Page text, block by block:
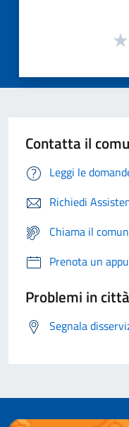
Contatta il
Leggi le
Richiedi
Chiama il
Prenota un
Problemi in città
Segnala